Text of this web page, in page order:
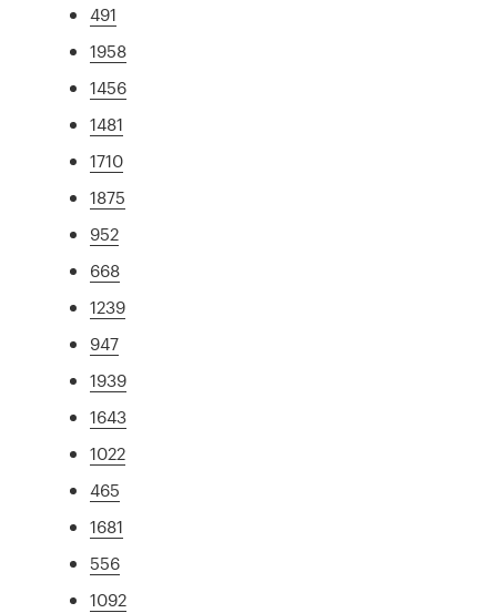
491
1958
1456
1481
1710
1875
952
668
1239
947
1939
1643
1022
465
1681
556
1092